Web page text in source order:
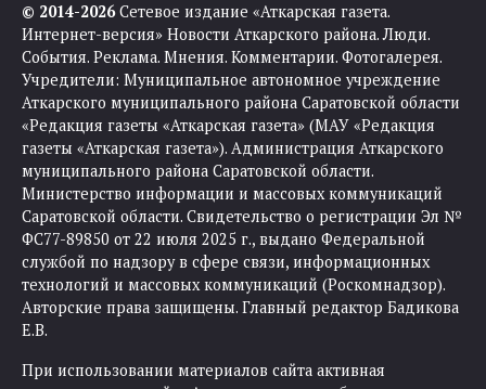
© 2014-2026Сетевое издание «Аткарская газета.
Интернет-версия» Новости Аткарского района. Люди.
События. Реклама. Мнения. Комментарии. Фотогалерея.
Учредители: Муниципальное автономное учреждение
Аткарского муниципального района Саратовской области
«Редакция газеты «Аткарская газета» (МАУ «Редакция
газеты «Аткарская газета»). Администрация Аткарского
муниципального района Саратовской области.
Министерство информации и массовых коммуникаций
Саратовской области. Свидетельство о регистрации Эл №
ФС77-89850 от 22 июля 2025 г., выдано Федеральной
службой по надзору в сфере связи, информационных
технологий и массовых коммуникаций (Роскомнадзор).
Авторские права защищены. Главный редактор Бадикова
Е.В.
При использовании материалов сайта активная